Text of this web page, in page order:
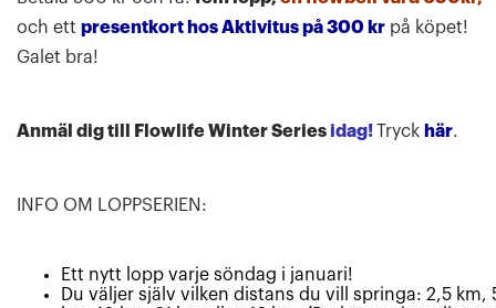
och ett presentkort hos Aktivitus på 300 kr på köpet!
Galet bra!
Anmäl dig till Flowlife Winter Seriesidag! Tryck här.
INFO OM LOPPSERIEN:
Ett nytt lopp varje söndag i januari!
Du väljer själv vilken distans du vill springa: 2,5 km,